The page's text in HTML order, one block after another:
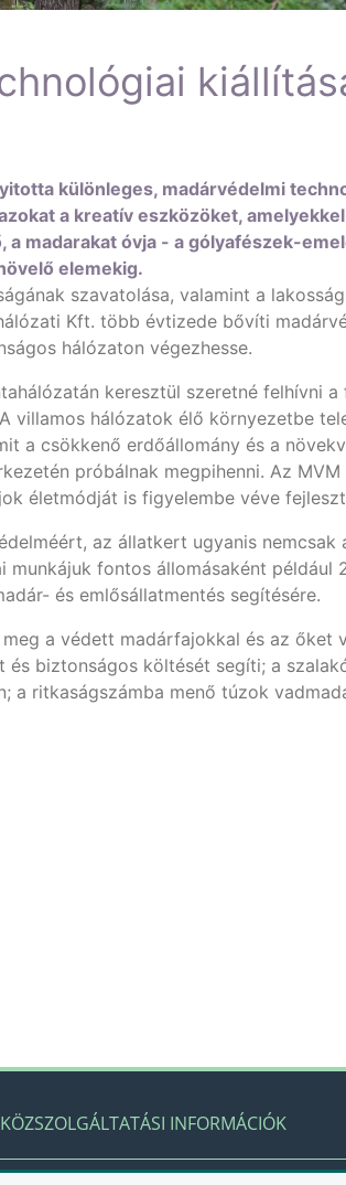
különleges, madárvédelmi
a kreatív eszközöket, amelyekkel
madarakat óvja - a gólyafészek-
elemekig.
szavatolása, valamint a
Kft. több évtizede bővíti
hálózaton végezhesse.
keresztül szeretné felhívni
villamos hálózatok élő környezetbe
a csökkenő erdőállomány és a
próbálnak megpihenni. Az MVM
életmódját is figyelembe véve
az állatkert ugyanis nemcsak
fontos állomásaként például
és emlősállatmentés segítésére.
a védett madárfajokkal és az őket
biztonságos költését segíti; a
ritkaságszámba menő túzok
KÖZSZOLGÁLTATÁSI INFORMÁCIÓK